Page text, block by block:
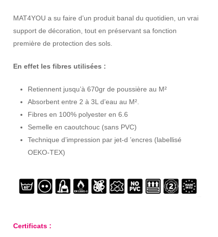
MAT4YOU a su faire d’un produit banal du quotidien, un vrai
support de décoration, tout en préservant sa fonction
première de protection des sols.
En effet les fibres utilisées :
Retiennent jusqu’à 670gr de poussière au M²
Absorbent entre 2 à 3L d’eau au M².
Fibres en 100% polyester en 6.6
Semelle en caoutchouc (sans PVC)
Technique d’impression par jet-d ’encres (labellisé
OEKO-TEX)
Certificats :